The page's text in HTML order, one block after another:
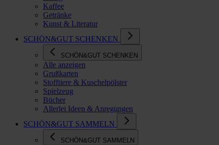
Kaffee
Getränke
Kunst & Literatur
SCHÖN&GUT SCHENKEN
SCHÖN&GUT SCHENKEN
Alle anzeigen
Grußkarten
Stofftiere & Kuschelpölster
Spielzeug
Bücher
Allerlei Ideen & Anregungen
SCHÖN&GUT SAMMELN
SCHÖN&GUT SAMMELN